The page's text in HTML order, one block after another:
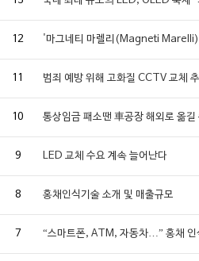
12 '마그네티 마렐리(Magneti Marelli)'
11 범죄 예방 위해 고화질 CCTV 교체
10 통상임금 패소땐 車공장 해외로 옮길
9 LED 교체 수요 계속 늘어난다
8 홍채인식기술 소개 및 매출규모
7 “스마트폰, ATM, 자동차…” 홍채 인